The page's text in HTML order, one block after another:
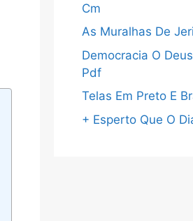
Cm
As Muralhas De
Democracia O
Pdf
Telas Em Preto E
+ Esperto Que O